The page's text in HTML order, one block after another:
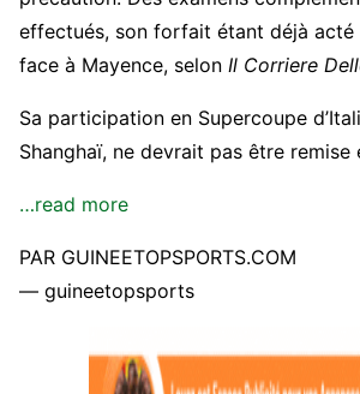
effectués, son forfait étant déjà
face à Mayence, selon Il Corriere
Sa participation en Supercoupe
Shanghaï, ne devrait pas être remise
…read more
PAR GUINEETOPSPORTS.COM
— guineetopsports